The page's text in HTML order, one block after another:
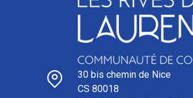
30 bis chemin de Nice
CS 80018